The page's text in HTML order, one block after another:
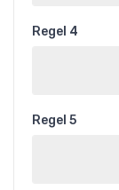
Regel 4
Regel 5